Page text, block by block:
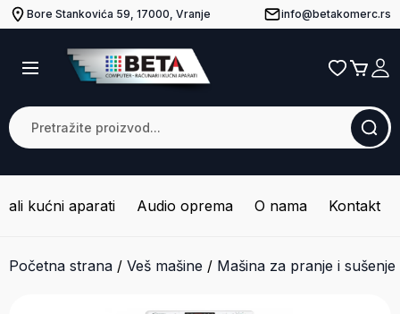
Bore Stankovića 59, 17000, Vranje info@betakomerc.rs
kućni aparati Audio oprema O nama Kontakt
Početna strana / Veš mašine / Mašina za pranje i sušenje